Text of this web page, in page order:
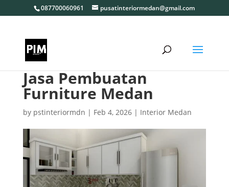
087700060961 pusatinteriormedan@gmail.com
Jasa Pembuatan
Furniture Medan
by pstinteriormdn | Feb 4, 2026| Interior Medan